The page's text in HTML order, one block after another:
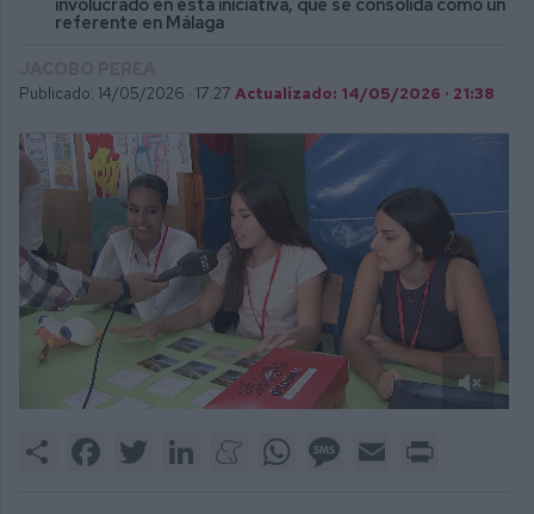
referente en Málaga
Publicado: 14/05/2026 · 17:27 Actualizado: 14/05/2026 · 21:38
2
Share FacebookTwitter LinkedInMeneameWhatsAppMessage
Email